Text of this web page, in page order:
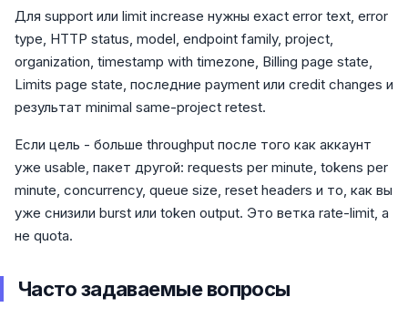
Для support или limit increase нужны exact error text, error
type, HTTP status, model, endpoint family, project,
organization, timestamp with timezone, Billing page state,
Limits page state, последние payment или credit changes и
результат minimal same-project retest.
Если цель - больше throughput после того как аккаунт
уже usable, пакет другой: requests per minute, tokens per
minute, concurrency, queue size, reset headers и то, как вы
уже снизили burst или token output. Это ветка rate-limit, а
не quota.
Часто задаваемые вопросы